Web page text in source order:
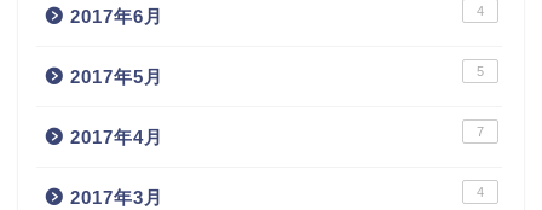
2017年6月 4
2017年5月 5
2017年4月 7
2017年3月 4